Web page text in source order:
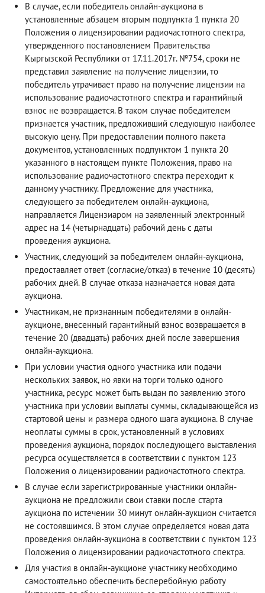
В случае, если победитель онлайн-аукциона в
установленные абзацем вторым подпункта 1 пункта 20
Положения о лицензировании радиочастотного спектра,
утвержденного постановлением Правительства
Кыргызской Республики от 17.11.2017г. №754, сроки не
представил заявление на получение лицензии, то
победитель утрачивает право на получение лицензии на
использование радиочастотного спектра и гарантийный
взнос не возвращается. В таком случае победителем
признается участник, предложивший следующую наиболее
высокую цену. При предоставлении полного пакета
документов, установленных подпунктом 1 пункта 20
указанного в настоящем пункте Положения, право на
использование радиочастотного спектра переходит к
данному участнику. Предложение для участника,
следующего за победителем онлайн-аукциона,
направляется Лицензиаром на заявленный электронный
адрес на 14 (четырнадцать) рабочий день с даты
проведения аукциона.
Участник, следующий за победителем онлайн-аукциона,
предоставляет ответ (согласие/отказ) в течение 10 (десять)
рабочих дней. В случае отказа назначается новая дата
аукциона.
Участникам, не признанным победителями в онлайн-
аукционе, внесенный гарантийный взнос возвращается в
течение 20 (двадцать) рабочих дней после завершения
онлайн-аукциона.
При условии участия одного участника или подачи
нескольких заявок, но явки на торги только одного
участника, ресурс может быть выдан по заявлению этого
участника при условии выплаты суммы, складывающейся из
стартовой цены и размера одного шага аукциона. В случае
неоплаты суммы в срок, установленный в условиях
проведения аукциона, порядок последующего выставления
ресурса осуществляется в соответствии с пунктом 123
Положения о лицензировании радиочастотного спектра.
В случае если зарегистрированные участники онлайн-
аукциона не предложили свои ставки после старта
аукциона по истечении 30 минут онлайн-аукцион считается
не состоявшимся. В этом случае определяется новая дата
проведения онлайн-аукциона в соответствии с пунктом 123
Положения о лицензировании радиочастотного спектра.
Для участия в онлайн-аукционе участнику необходимо
самостоятельно обеспечить бесперебойную работу